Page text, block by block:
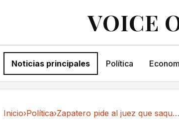
VOICE
Noticias principales Política
Inicio›Política› Zapatero pide al juez que saque de la causa el...